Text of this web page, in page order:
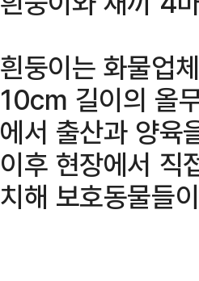
흰둥이는 화물업
10cm 길이의 올
에서 출산과 양육
이후 현장에서 직
치해 보호동물들